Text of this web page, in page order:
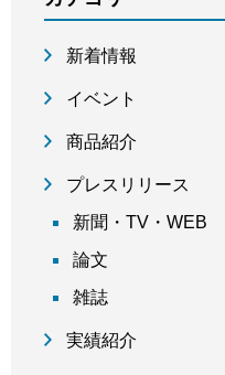
新着情報
イベント
商品紹介
プレスリリース
新聞・TV・WEB
論文
雑誌
実績紹介